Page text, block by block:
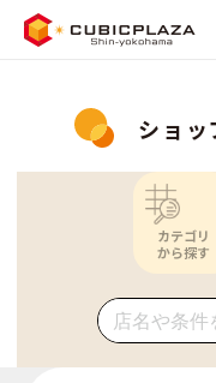
ショ
カテゴリ
から探す